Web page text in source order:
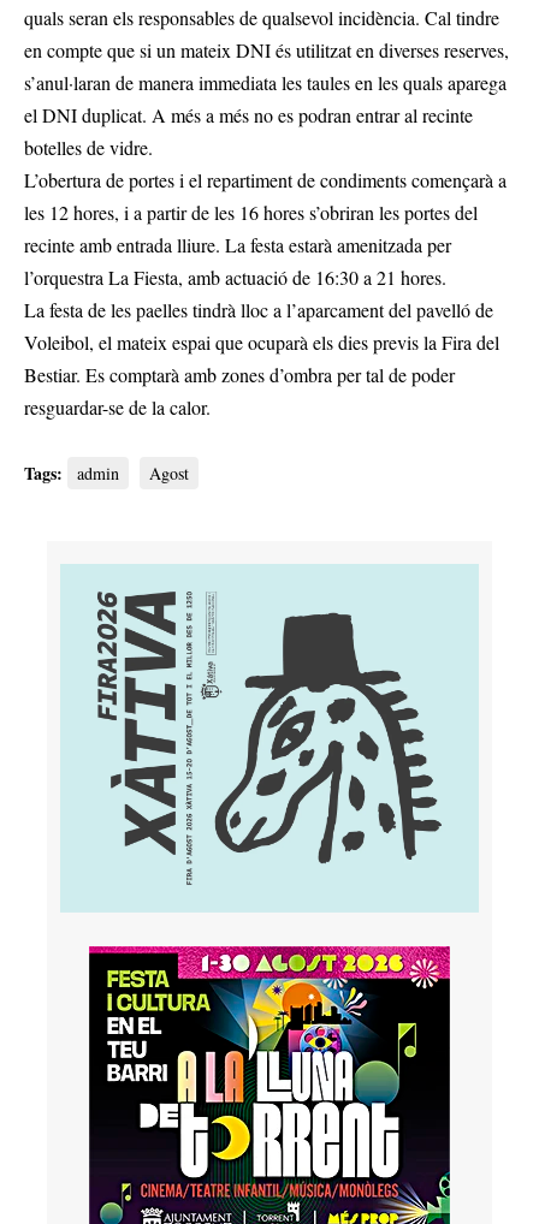
quals seran els responsables de qualsevol incidència. Cal tindre
en compte que si un mateix DNI és utilitzat en diverses reserves,
s’anul·laran de manera immediata les taules en les quals aparega
el DNI duplicat. A més a més no es podran entrar al recinte
botelles de vidre.
L’obertura de portes i el repartiment de condiments començarà a
les 12 hores, i a partir de les 16 hores s’obriran les portes del
recinte amb entrada lliure. La festa estarà amenitzada per
l’orquestra La Fiesta, amb actuació de 16:30 a 21 hores.
La festa de les paelles tindrà lloc a l’aparcament del pavelló de
Voleibol, el mateix espai que ocuparà els dies previs la Fira del
Bestiar. Es comptarà amb zones d’ombra per tal de poder
resguardar-se de la calor.
Tags: admin Agost